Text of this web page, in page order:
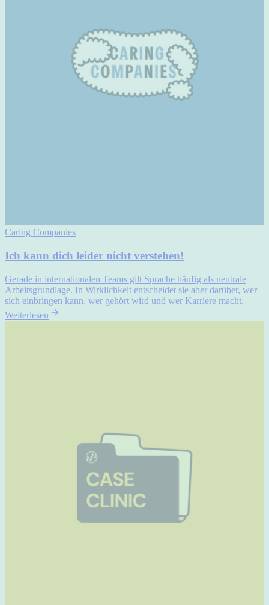
Caring Companies
Ich kann dich leider nicht verstehen!
Gerade in internationalen Teams gilt Sprache häufig als neutrale
Arbeitsgrundlage. In Wirklichkeit entscheidet sie aber darüber, wer
sich einbringen kann, wer gehört wird und wer Karriere macht.
Weiterlesen